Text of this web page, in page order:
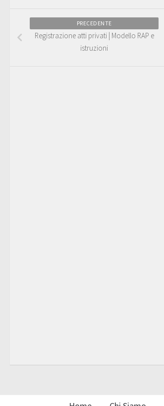
PRECEDENTE
Registrazione atti privati | Modello RAP e
istruzioni